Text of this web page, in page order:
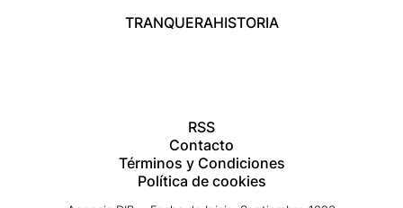
TRANQUERAHISTORIA
RSS
Contacto
Términos y Condiciones
Política de cookies